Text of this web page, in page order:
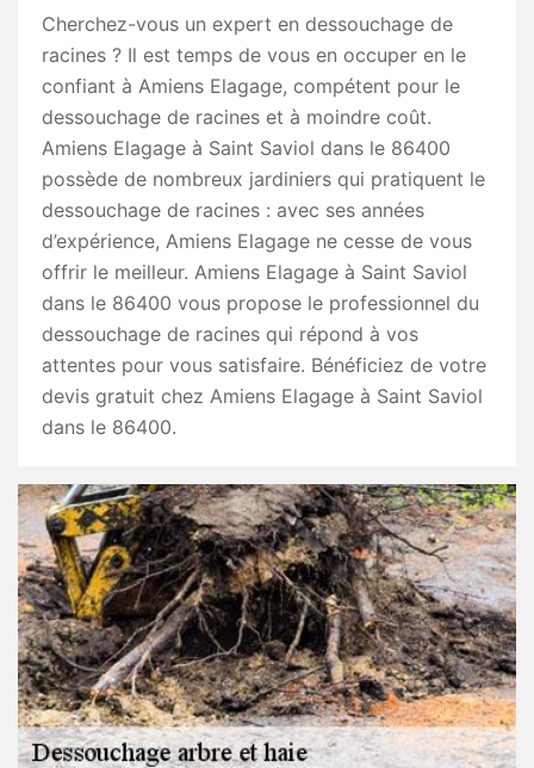
Cherchez-vous un expert en dessouchage de
racines ? Il est temps de vous en occuper en le
confiant à Amiens Elagage, compétent pour le
dessouchage de racines et à moindre coût.
Amiens Elagage à Saint Saviol dans le 86400
possède de nombreux jardiniers qui pratiquent le
dessouchage de racines : avec ses années
d’expérience, Amiens Elagage ne cesse de vous
offrir le meilleur. Amiens Elagage à Saint Saviol
dans le 86400 vous propose le professionnel du
dessouchage de racines qui répond à vos
attentes pour vous satisfaire. Bénéficiez de votre
devis gratuit chez Amiens Elagage à Saint Saviol
dans le 86400.